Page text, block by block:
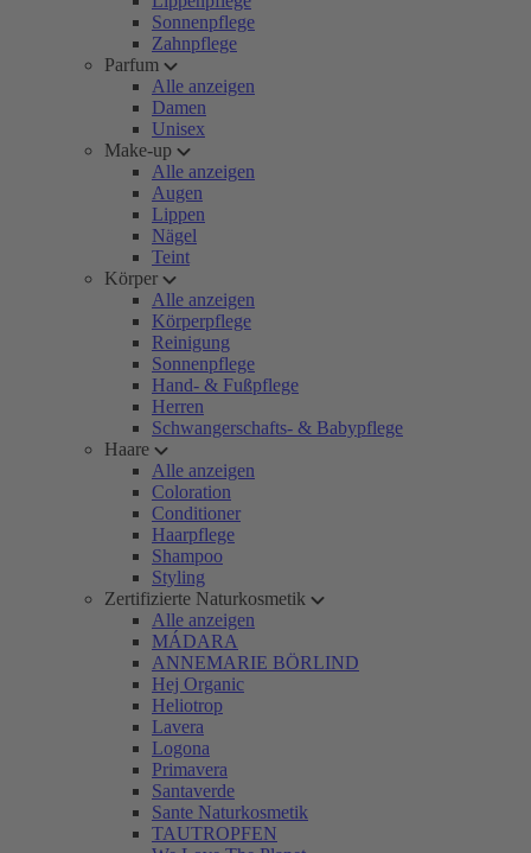
Sonnenpflege
Zahnpflege
Parfum
Alle anzeigen
Damen
Unisex
Make-up
Alle anzeigen
Augen
Lippen
Nägel
Teint
Körper
Alle anzeigen
Körperpflege
Reinigung
Sonnenpflege
Hand- & Fußpflege
Herren
Schwangerschafts- & Babypflege
Haare
Alle anzeigen
Coloration
Conditioner
Haarpflege
Shampoo
Styling
Zertifizierte Naturkosmetik
Alle anzeigen
MÁDARA
ANNEMARIE BÖRLIND
Hej Organic
Heliotrop
Lavera
Logona
Primavera
Santaverde
Sante Naturkosmetik
TAUTROPFEN